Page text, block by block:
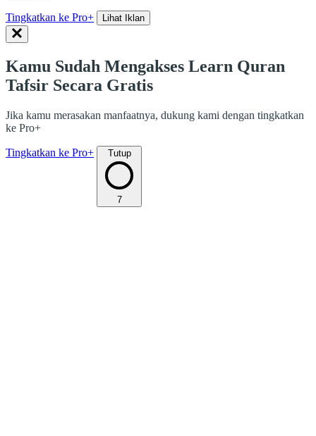
Tingkatkan ke Pro+ Lihat Iklan
Kamu Sudah Mengakses Learn Quran
Tafsir Secara Gratis
Jika kamu merasakan manfaatnya, dukung kami dengan tingkatkan
ke Pro+
Tingkatkan ke Pro+ Tutup
7